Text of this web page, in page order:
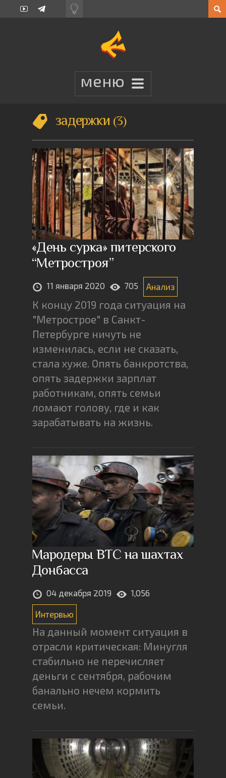
задержки 3
«День сурка» питерского
“Метростроя”
11 января 2020 705 Анализ
К концу 2019 года ситуация на
"Метрострое" в Санкт-
Петербурге ничуть не
изменилась, если не сказать,
стала хуже. Опять банкротства,
опять задержки зарплат
работникам, опять семьи
ломают голову, где и как
зарабатывать на жизнь.
Мародеры ВТС на шахтах
Донбасса
04 декабря 2019 1,056
Интервью
На данный момент ситуация в
отрасли критическая: Минугля
стабильно не перечисляет
деньги с сентября, рабочим
банально нечем кормить
семьи.